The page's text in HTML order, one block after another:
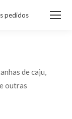
pedidos
de caju,
outras